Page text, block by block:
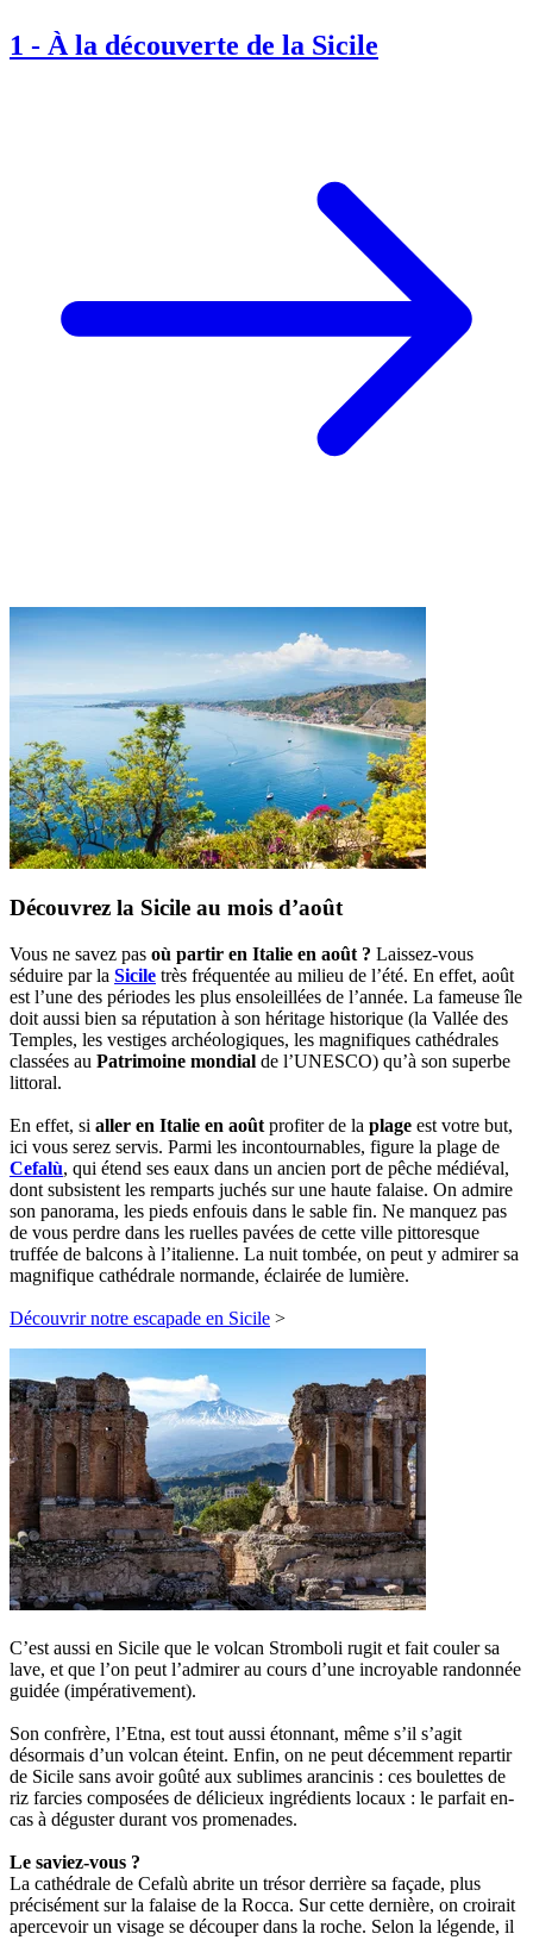
1 - À la découverte de la Sicile
Découvrez la Sicile au mois d’août
Vous ne savez pas où partir en Italie en août ? Laissez-vous
séduire par la Sicile très fréquentée au milieu de l’été. En effet, août
est l’une des périodes les plus ensoleillées de l’année. La fameuse île
doit aussi bien sa réputation à son héritage historique (la Vallée des
Temples, les vestiges archéologiques, les magnifiques cathédrales
classées au Patrimoine mondial de l’UNESCO) qu’à son superbe
littoral.
En effet, si aller en Italie en août profiter de la plage est votre but,
ici vous serez servis. Parmi les incontournables, figure la plage de
Cefalù, qui étend ses eaux dans un ancien port de pêche médiéval,
dont subsistent les remparts juchés sur une haute falaise. On admire
son panorama, les pieds enfouis dans le sable fin. Ne manquez pas
de vous perdre dans les ruelles pavées de cette ville pittoresque
truffée de balcons à l’italienne. La nuit tombée, on peut y admirer sa
magnifique cathédrale normande, éclairée de lumière.
Découvrir notre escapade en Sicile >
C’est aussi en Sicile que le volcan Stromboli rugit et fait couler sa
lave, et que l’on peut l’admirer au cours d’une incroyable randonnée
guidée (impérativement).
Son confrère, l’Etna, est tout aussi étonnant, même s’il s’agit
désormais d’un volcan éteint. Enfin, on ne peut décemment repartir
de Sicile sans avoir goûté aux sublimes arancinis : ces boulettes de
riz farcies composées de délicieux ingrédients locaux : le parfait en-
cas à déguster durant vos promenades.
Le saviez-vous ?
La cathédrale de Cefalù abrite un trésor derrière sa façade, plus
précisément sur la falaise de la Rocca. Sur cette dernière, on croirait
apercevoir un visage se découper dans la roche. Selon la légende, il